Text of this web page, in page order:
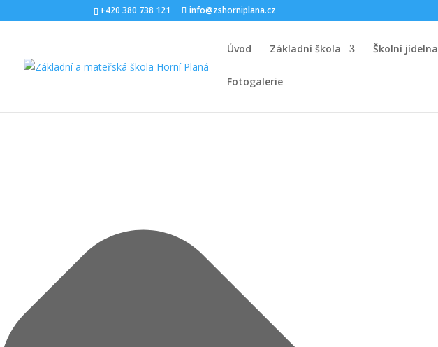
Spravovat Souhlas s cookies+420 380 738 121 info@zshorniplana.cz
Úvod Základní škola Školní jídelna
Fotogalerie